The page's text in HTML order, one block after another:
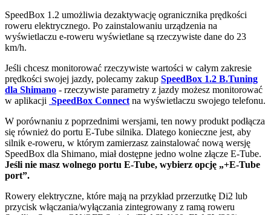
SpeedBox 1.2 umożliwia dezaktywację ogranicznika prędkości
roweru elektrycznego. Po zainstalowaniu urządzenia na
wyświetlaczu e-roweru wyświetlane są rzeczywiste dane do 23
km/h.
Jeśli chcesz monitorować rzeczywiste wartości w całym zakresie
prędkości swojej jazdy, polecamy zakup SpeedBox 1.2 B.Tuning
dla Shimano - rzeczywiste parametry z jazdy możesz monitorować
w aplikacji SpeedBox Connect na wyświetlaczu swojego telefonu.
W porównaniu z poprzednimi wersjami, ten nowy produkt podłącza
się również do portu E-Tube silnika. Dlatego konieczne jest, aby
silnik e-roweru, w którym zamierzasz zainstalować nową wersję
SpeedBox dla Shimano, miał dostępne jedno wolne złącze E-Tube.
Jeśli nie masz wolnego portu E-Tube, wybierz opcję „+E-Tube
port”.
Rowery elektryczne, które mają na przykład przerzutkę Di2 lub
przycisk włączania/wyłączania zintegrowany z ramą roweru